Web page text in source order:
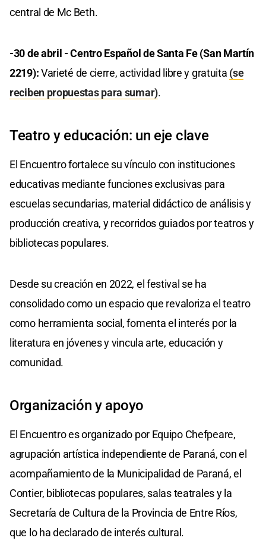
central de Mc Beth.
-30 de abril - Centro Español de Santa Fe (San Martín
2219):Varieté de cierre, actividad libre y gratuita (se
reciben propuestas para sumar).
Teatro y educación: un eje clave
El Encuentro fortalece su vínculo con instituciones
educativas mediante funciones exclusivas para
escuelas secundarias, material didáctico de análisis y
producción creativa, y recorridos guiados por teatros y
bibliotecas populares.
Desde su creación en 2022, el festival se ha
consolidado como un espacio que revaloriza el teatro
como herramienta social, fomenta el interés por la
literatura en jóvenes y vincula arte, educación y
comunidad.
Organización y apoyo
El Encuentro es organizado por Equipo Chefpeare,
agrupación artística independiente de Paraná, con el
acompañamiento de la Municipalidad de Paraná, el
Contier, bibliotecas populares, salas teatrales y la
Secretaría de Cultura de la Provincia de Entre Ríos,
que lo ha declarado de interés cultural.